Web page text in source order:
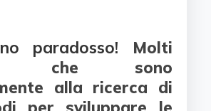
paradosso! Molti
che sono
alla ricerca di
per sviluppare le